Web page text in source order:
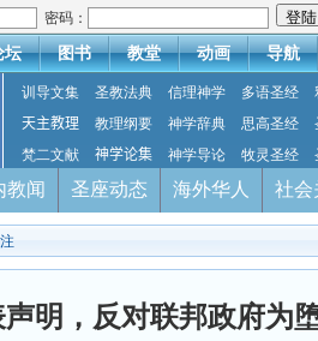
密码：
坛 图书 教堂 动画 导航
训导文集 圣教法典 信理神学 多语圣经
天主教理
教理纲要 神学辞典 思高圣经
梵二文献
神学论集 神学导论 牧灵圣经
教闻 圣座动态 海外华人 社会
明，反对联邦政府为